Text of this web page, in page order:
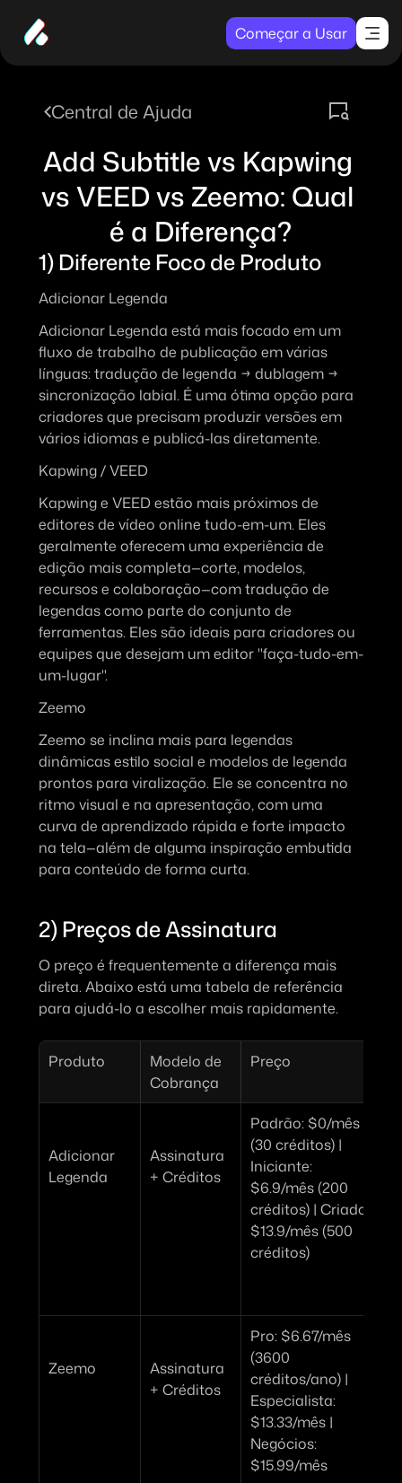
Central de Ajuda
Add Subtitle vs Kapwing
vs VEED vs Zeemo: Qual
é a Diferença?
1) Diferente Foco de Produto
Adicionar Legenda
Adicionar Legenda está mais focado em um
fluxo de trabalho de publicação em várias
línguas: tradução de legenda → dublagem →
sincronização labial. É uma ótima opção para
criadores que precisam produzir versões em
vários idiomas e publicá-las diretamente.
Kapwing / VEED
Kapwing e VEED estão mais próximos de
editores de vídeo online tudo-em-um. Eles
geralmente oferecem uma experiência de
edição mais completa—corte, modelos,
recursos e colaboração—com tradução de
legendas como parte do conjunto de
ferramentas. Eles são ideais para criadores ou
equipes que desejam um editor "faça-tudo-em-
um-lugar".
Zeemo
Zeemo se inclina mais para legendas
dinâmicas estilo social e modelos de legenda
prontos para viralização. Ele se concentra no
ritmo visual e na apresentação, com uma
curva de aprendizado rápida e forte impacto
na tela—além de alguma inspiração embutida
para conteúdo de forma curta.
2) Preços de Assinatura
O preço é frequentemente a diferença mais
direta. Abaixo está uma tabela de referência
para ajudá-lo a escolher mais rapidamente.
Produto
Modelo de
Cobrança
Preço
Adicionar
Legenda
Assinatura
+ Créditos
Padrão: $0/mês
Iniciante:
$6.9/mês (200
créditos) | Criador:
$13.9/mês (500
créditos)
Zeemo
Assinatura
+ Créditos
Pro: $6.67/mês
(3600
Especialista:
Negócios:
$15.99/mês
Começar a Usar